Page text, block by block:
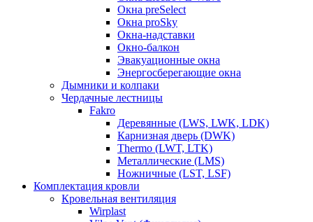
Окна preSelect
Окна proSky
Окна-надставки
Окно-балкон
Эвакуационные окна
Энергосберегающие окна
Дымники и колпаки
Чердачные лестницы
Fakro
Деревянные (LWS, LWK, LDK)
Карнизная дверь (DWK)
Thermo (LWT, LTK)
Металлические (LMS)
Ножничные (LST, LSF)
Комплектация кровли
Кровельная вентиляция
Wirplast